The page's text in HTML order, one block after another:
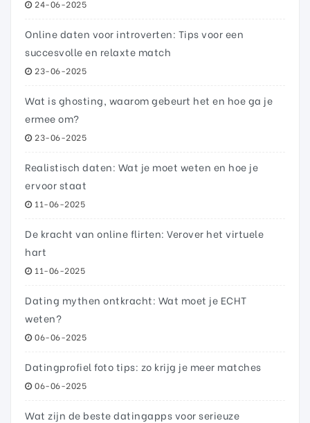
24-06-2025
Online daten voor introverten: Tips voor een
succesvolle en relaxte match
23-06-2025
Wat is ghosting, waarom gebeurt het en hoe ga je
ermee om?
23-06-2025
Realistisch daten: Wat je moet weten en hoe je
ervoor staat
11-06-2025
De kracht van online flirten: Verover het virtuele
hart
11-06-2025
Dating mythen ontkracht: Wat moet je ECHT
weten?
06-06-2025
Datingprofiel foto tips: zo krijg je meer matches
06-06-2025
Wat zijn de beste datingapps voor serieuze